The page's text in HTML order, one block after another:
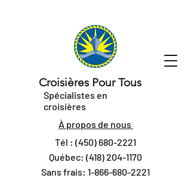
Croisières Pour Tous
Spécialistes en
croisières
À propos de nous
Tél : (450) 680-2221
Québec: (418) 204-1170
Sans frais: 1-866-680-2221